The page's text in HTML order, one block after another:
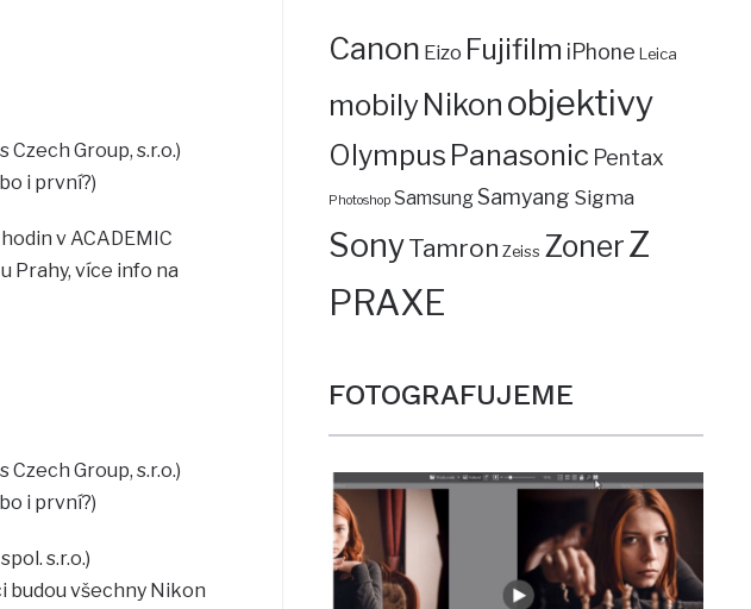
Czech Group, s.r.o.)
i první?)
v ACADEMIC
Prahy, více info na
Czech Group, s.r.o.)
i první?)
s.r.o.)
budou všechny Nikon
Canon Eizo Fujifilm iPhone Leica
mobilyNikon objektivy
Olympus Panasonic Pentax
Photoshop SamsungSamyang Sigma
SonyTamron Zeiss ZonerZ
PRAXE
FOTOGRAFUJEME